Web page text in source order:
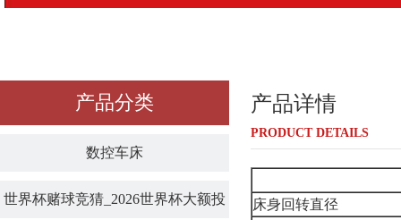
产品分类
数控车床
世界杯赌球竞猜_2026世界杯大额投
产品详情
PRODUCT DETAILS
床身回转直径